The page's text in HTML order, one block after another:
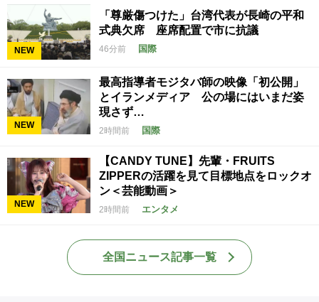
NEW
「尊厳傷つけた」台湾代表が長崎の平和
式典欠席 座席配置で市に抗議
46分前 国際
NEW
最高指導者モジタバ師の映像「初公開」
とイランメディア 公の場にはいまだ姿
現さず…
2時間前 国際
NEW
【CANDY TUNE】先輩・FRUITS
ZIPPERの活躍を見て目標地点をロックオ
ン＜芸能動画＞
2時間前 エンタメ
全国ニュース記事一覧